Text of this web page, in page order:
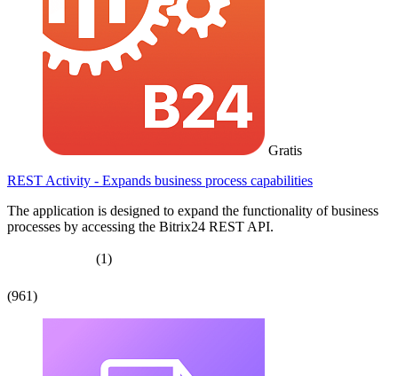
Gratis
REST Activity - Expands business process capabilities
The application is designed to expand the functionality of business
processes by accessing the Bitrix24 REST API.
(1)
(961)